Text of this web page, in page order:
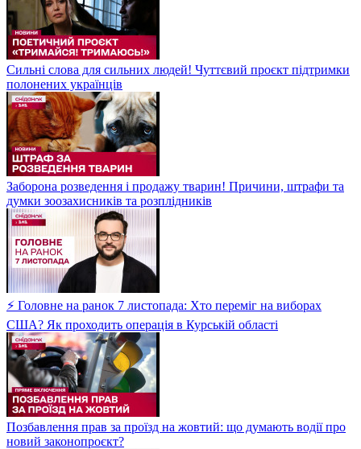
Сильні слова для сильних людей! Чуттєвий проєкт підтримки
полонених українців
Заборона розведення і продажу тварин! Причини, штрафи та
думки зоозахисників та розплідників
⚡ Головне на ранок 7 листопада: Хто переміг на виборах
США? Як проходить операція в Курській області
Позбавлення прав за проїзд на жовтий: що думають водії про
новий законопроєкт?